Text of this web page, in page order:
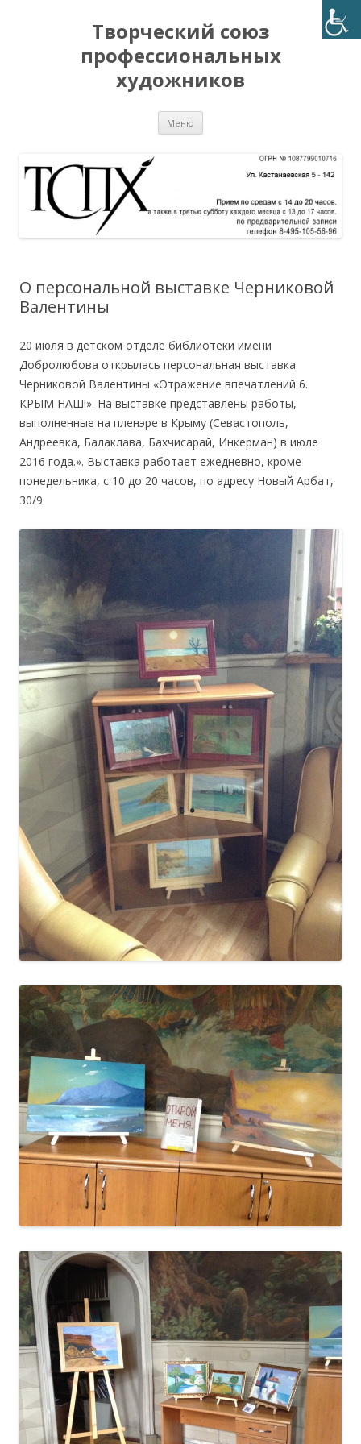
Творческий союз
профессиональных
художников
Меню
О персональной выставке Черниковой
Валентины
20 июля в детском отделе библиотеки имени
Добролюбова открылась персональная выставка
Черниковой Валентины «Отражение впечатлений 6.
КРЫМ НАШ!». На выставке представлены работы,
выполненные на пленэре в Крыму (Севастополь,
Андреевка, Балаклава, Бахчисарай, Инкерман) в июле
2016 года.». Выставка работает ежедневно, кроме
понедельника, с 10 до 20 часов, по адресу Новый Арбат,
30/9